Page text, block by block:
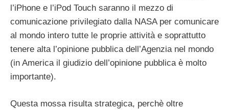
l’iPhone e l’iPod Touch saranno il mezzo di
comunicazione privilegiato dalla NASA per comunicare
al mondo intero tutte le proprie attività e soprattutto
tenere alta l’opinione pubblica dell’Agenzia nel mondo
(in America il giudizio dell’opinione pubblica è molto
importante).
Questa mossa risulta strategica, perchè oltre